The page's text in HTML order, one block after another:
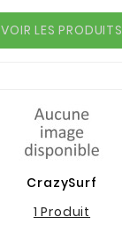
VOIR LES PRODUITS
CrazySurf
1 Produit